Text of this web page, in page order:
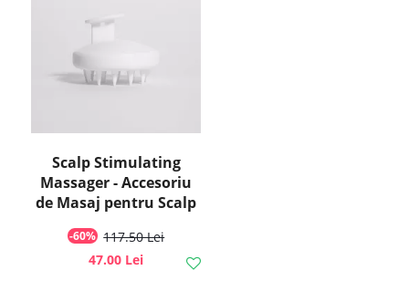
Scalp Stimulating
Massager - Accesoriu
de Masaj pentru Scalp
-60% 117.50 Lei
47.00 Lei